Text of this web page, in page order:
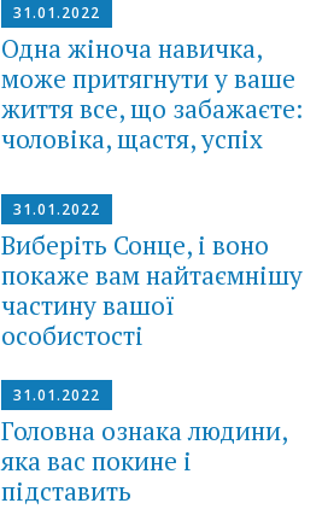
31.01.2022
Одна жіноча навичка,
може притягнути у ваше
життя все, що забажаєте:
чоловіка, щастя, успіх
31.01.2022
Виберіть Сонце, і воно
покаже вам найтаємнішу
частину вашої
особистості
31.01.2022
Головна ознака людини,
яка вас покине і
підставить